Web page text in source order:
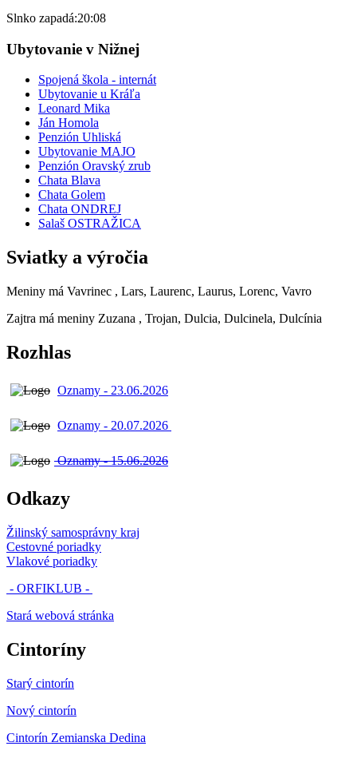
Slnko zapadá:20:08
Ubytovanie v Nižnej
Spojená škola - internát
Ubytovanie u Kráľa
Leonard Mika
Ján Homola
Penzión Uhliská
Ubytovanie MAJO
Penzión Oravský zrub
Chata Blava
Chata Golem
Chata ONDREJ
Salaš OSTRAŽICA
Sviatky a výročia
Meniny má Vavrinec , Lars, Laurenc, Laurus, Lorenc, Vavro
Zajtra má meniny Zuzana , Trojan, Dulcia, Dulcinela, Dulcínia
Rozhlas
Oznamy - 23.06.2026
Oznamy - 20.07.2026
Oznamy - 15.06.2026
Odkazy
Žilinský samosprávny kraj
Cestovné poriadky
Vlakové poriadky
- ORFIKLUB -
Stará webová stránka
Cintoríny
Starý cintorín
Nový cintorín
Cintorín Zemianska Dedina